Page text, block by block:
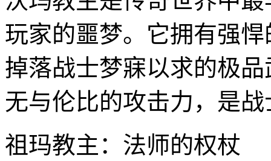
玩家的噩梦。它拥有强
掉落战士梦寐以求的极
无与伦比的攻击力，是
祖玛教主：法师的权杖